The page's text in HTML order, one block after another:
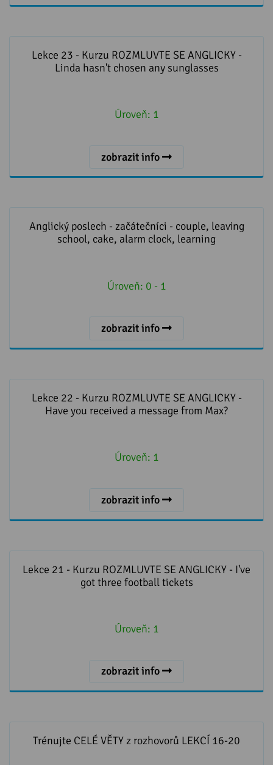
hasn't chosen any sunglasses
Lekce 23 - Kurzu ROZMLUVTE SE ANGLICKY -
Linda hasn't chosen any sunglasses
Úroveň: 1
zobrazit info
cake, alarm clock, learning
Anglický poslech - začátečníci - couple, leaving
school, cake, alarm clock, learning
Úroveň: 0 - 1
zobrazit info
you received a message from Max?
Lekce 22 - Kurzu ROZMLUVTE SE ANGLICKY -
Have you received a message from Max?
Úroveň: 1
zobrazit info
three football tickets
Lekce 21 - Kurzu ROZMLUVTE SE ANGLICKY - I've
got three football tickets
Úroveň: 1
zobrazit info
Trénujte CELÉ VĚTY z rozhovorů LEKCÍ 16-20